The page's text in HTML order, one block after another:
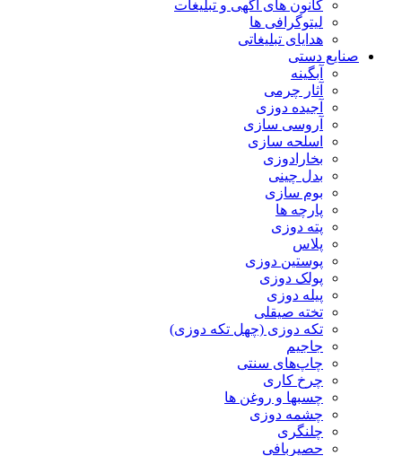
کانون های آگهی و تبلیغات
لیتوگرافی ها
هدایای تبلیغاتی
صنایع دستی
آبگینه
آثار چرمی
آجیده دوزی
آروسی سازی
اسلحه سازی
بخارادوزی
بدل چینی
بوم سازی
پارچه ها
پته دوزی
پلاس
پوستین دوزی
پولک دوزی
پیله دوزی
تخته صیقلی
تکه دوزی (چهل تکه دوزی)
جاجیم
چاپ‌های سنتی
چرخ کاری
چسبها و روغن ها
چشمه دوزی
چلنگری
حصیربافی